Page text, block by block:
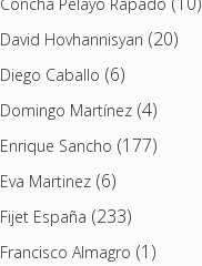
Concha Pelayo Rapado
David Hovhannisyan (20)
Diego Caballo (6)
Domingo Martínez(4)
Enrique Sancho (177)
Eva Martinez(6)
Fijet España (233)
Francisco Almagro (1)